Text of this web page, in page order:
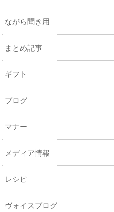
ながら聞き用
まとめ記事
ギフト
ブログ
マナー
メディア情報
レシピ
ヴォイスブログ